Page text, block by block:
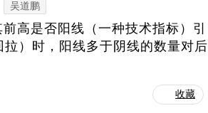
吴道鹏
高是否阳线（一种技术指标）引
）时，阳线多于阴线的数量对后
收藏